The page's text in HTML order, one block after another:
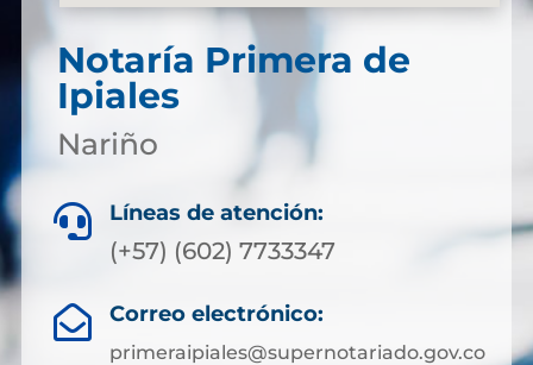
Notaría Primera de
Ipiales
Nariño
 Líneas de atención:
(+57) (602) 7733347
 Correo electrónico:
primeraipiales@supernotariado.gov.co